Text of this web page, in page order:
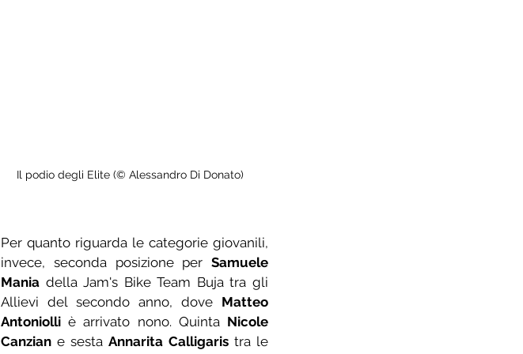
Il podio degli Elite (© Alessandro Di Donato)
Per quanto riguarda le categorie giovanili,
invece, seconda posizione per Samuele
Mania della Jam's Bike Team Buja tra gli
Allievi del secondo anno, dove Matteo
Antoniolli è arrivato nono. Quinta Nicole
Canzian e sesta Annarita Calligaris tra le